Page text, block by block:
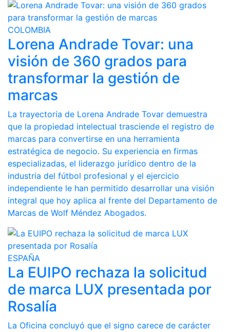
COLOMBIA
Lorena Andrade Tovar: una
visión de 360 grados para
transformar la gestión de
marcas
La trayectoria de Lorena Andrade Tovar demuestra
que la propiedad intelectual trasciende el registro de
marcas para convertirse en una herramienta
estratégica de negocio. Su experiencia en firmas
especializadas, el liderazgo jurídico dentro de la
industria del fútbol profesional y el ejercicio
independiente le han permitido desarrollar una visión
integral que hoy aplica al frente del Departamento de
Marcas de Wolf Méndez Abogados.
ESPAÑA
La EUIPO rechaza la solicitud
de marca LUX presentada por
Rosalía
La Oficina concluyó que el signo carece de carácter